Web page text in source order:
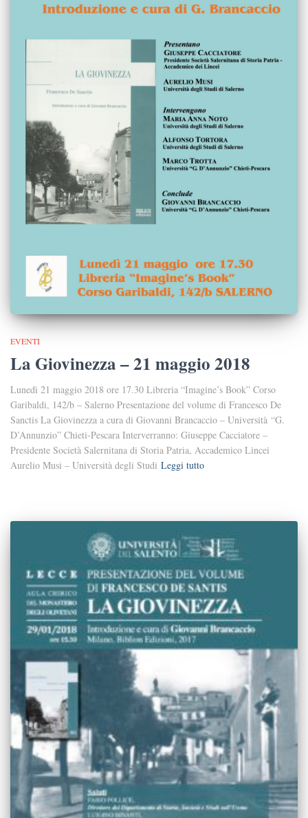
EVENTI
La Giovinezza – 21 maggio 2018
Lunedì 21 maggio 2018 ore 17.30 Libreria “Imagine’s Book” Corso
Garibaldi, 142/b – Salerno Presentazione del volume di Francesco De
Sanctis La Giovinezza a cura di Giovanni Brancaccio – Università “G.
D’Annunzio” Chieti-Pescara Interverranno: Giuseppe Cacciatore –
Presidente Società Salernitana di Storia Patria, Accademico Lincei
Aurelio Musi – Università degli Studi Leggi tutto